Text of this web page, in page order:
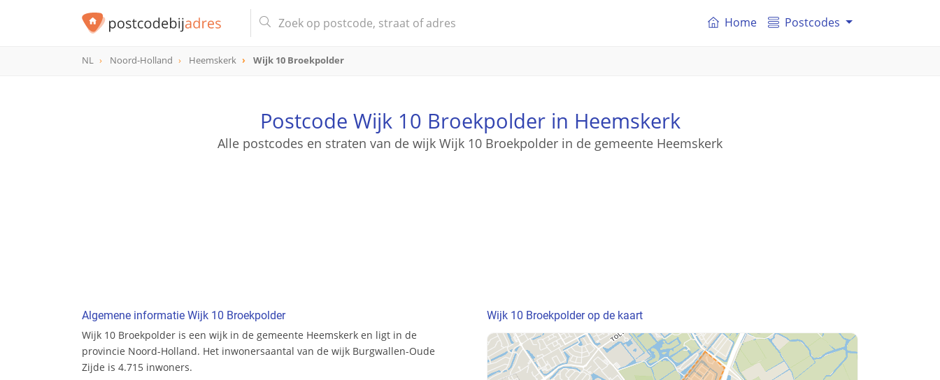
Home Postcodes
NL Noord-Holland Heemskerk Wijk 10 Broekpolder
Postcode Wijk 10 Broekpolder in Heemskerk
Alle postcodes en straten van de wijk Wijk 10 Broekpolder in de gemeente Heemskerk
Algemene informatie Wijk 10 Broekpolder
Wijk 10 Broekpolder is een wijk in de gemeente Heemskerk en ligt in de
provincie Noord-Holland. Het inwonersaantal van de wijk Burgwallen-Oude
Zijde is 4.715 inwoners.
Wijk 10 Broekpolder op de kaart